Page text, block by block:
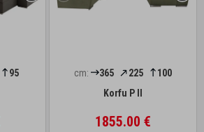
95
cm: 365 225
100
Korfu P II
1855.00 €